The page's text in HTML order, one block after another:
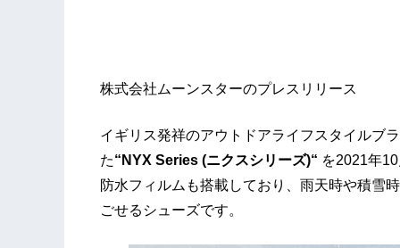
株式会社ムーンスターのプレスリリース
イギリス発祥のアウトドアライフスタイルブ
た“NYX Series (ニクスシリーズ)“ を2021年
防水フィルムも搭載しており、雨天時や積雪
ごせるシューズです。